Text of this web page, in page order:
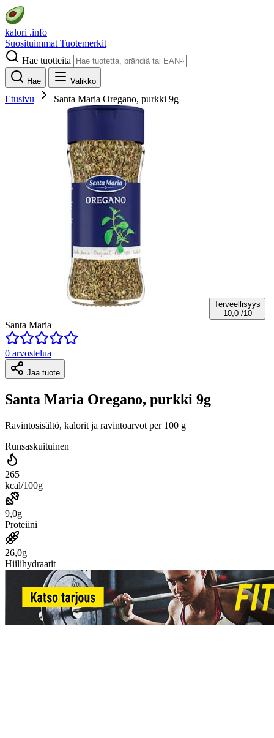
kalori .info
Suosituimmat Tuotemerkit
Hae tuotteita
Hae Valikko
Etusivu Santa Maria Oregano, purkki 9g
Terveellisyys
10,0 /10
Santa Maria
0 arvostelua
Jaa tuote
Santa Maria Oregano, purkki 9g
Ravintosisältö, kalorit ja ravintoarvot per 100 g
Runsaskuituinen
265
kcal/100g
9,0g
Proteiini
26,0g
Hiilihydraatit